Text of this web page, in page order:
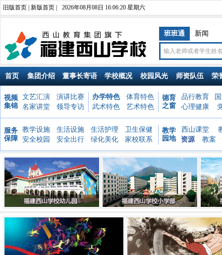
旧版首页 新版首页 2026年08月08日 16:06:22 星期六
班班通 新闻
首页 集团介绍 董事长寄语 学校概况 校园风光 师资队伍 荣
视频
集锦
文艺汇演
演讲比赛
名家讲堂
领导专访
办学特色
体育特色
武术特色
艺术特色
德育
之窗
品行教育
心理健康
服务
保障
教学设施 生活设施 生活护理
卫生保健
安全校园
安全出行 绿化美化 家校联系
教学
园地
西山课堂
资源
教案